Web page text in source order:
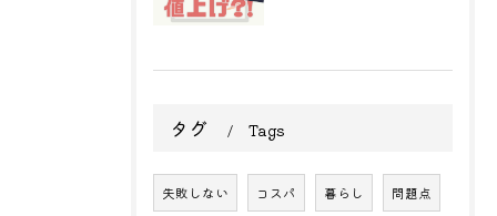
タグ Tags
失敗しない コスパ 暮らし 問題点